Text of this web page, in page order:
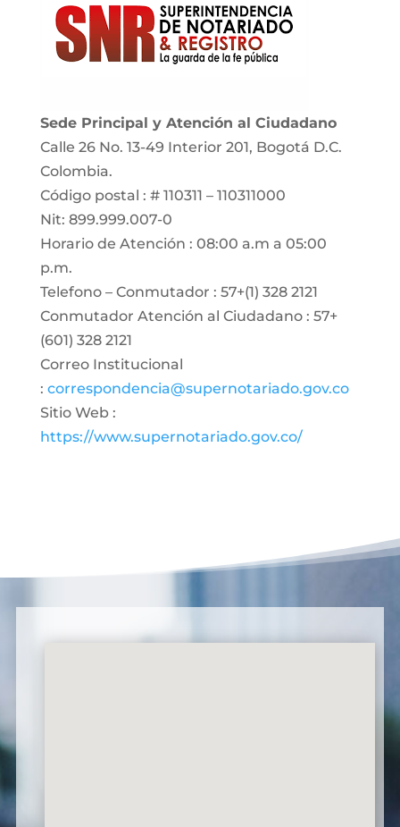
Sede Principal y Atención al Ciudadano
Calle 26 No. 13-49 Interior 201, Bogotá D.C.
Colombia.
Código postal : # 110311 – 110311000
Nit: 899.999.007-0
Horario de Atención : 08:00 a.m a 05:00
p.m.
Telefono – Conmutador : 57+(1) 328 2121
Conmutador Atención al Ciudadano : 57+
(601) 328 2121
Correo Institucional
: correspondencia@supernotariado.gov.co
Sitio Web :
https://www.supernotariado.gov.co/